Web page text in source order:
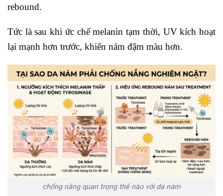
rebound.
Tức là sau khi ức chế melanin tạm thời, UV kích hoạt
lại mạnh hơn trước, khiến nám đậm màu hơn.
chống nắng quan trọng thế nào với da nám